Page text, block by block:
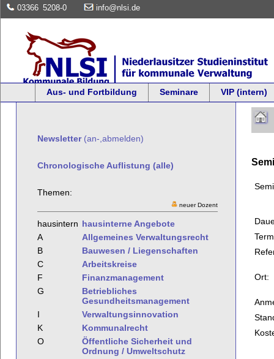
03366 5208-0 info@nlsi.de
Aus- und Fortbildung Seminare VIP (intern)
Newsletter(an-,abmelden)
Chronologische Auflistung (alle)
Themen:
neuer Dozent
hausintern hausinterne Angebote
A
Allgemeines Verwaltungsrecht
B
Bauwesen / Liegenschaften
C
Arbeitskreise
F
Finanzmanagement
G
Betriebliches
Gesundheitsmanagement
I
Verwaltungsinnovation
K
Kommunalrecht
O
Öffentliche Sicherheit und
Ordnung / Umweltschutz
Ort: